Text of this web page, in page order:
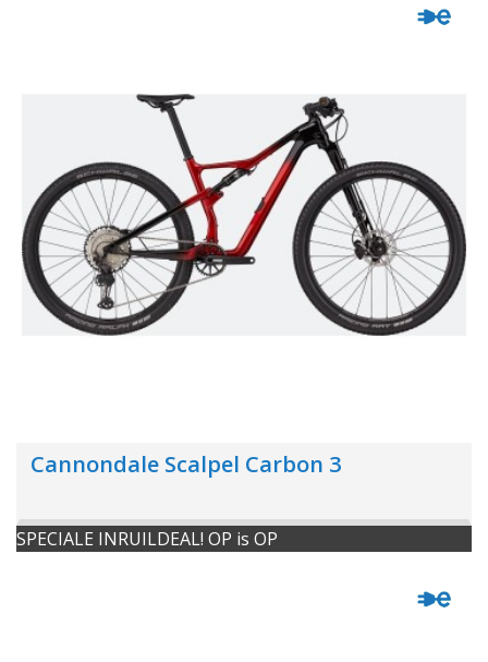
Cannondale Scalpel Carbon 3
SPECIALE INRUILDEAL! OP is OP